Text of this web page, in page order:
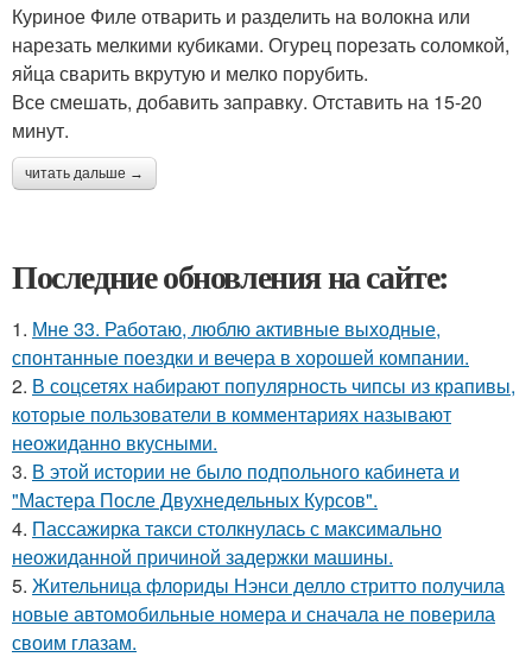
Куриное Филе отварить и разделить на волокна или
нарезать мелкими кубиками. Огурец порезать соломкой,
яйца сварить вкрутую и мелко порубить.
Все смешать, добавить заправку. Отставить на 15-20
минут.
читать дальше →
Последние обновления на сайте:
1. Мне 33. Работаю, люблю активные выходные,
спонтанные поездки и вечера в хорошей компании.
2. В соцсетях набирают популярность чипсы из крапивы,
которые пользователи в комментариях называют
неожиданно вкусными.
3. В этой истории не было подпольного кабинета и
"Мастера После Двухнедельных Курсов".
4. Пассажирка такси столкнулась с максимально
неожиданной причиной задержки машины.
5. Жительница флориды Нэнси делло стритто получила
новые автомобильные номера и сначала не поверила
своим глазам.